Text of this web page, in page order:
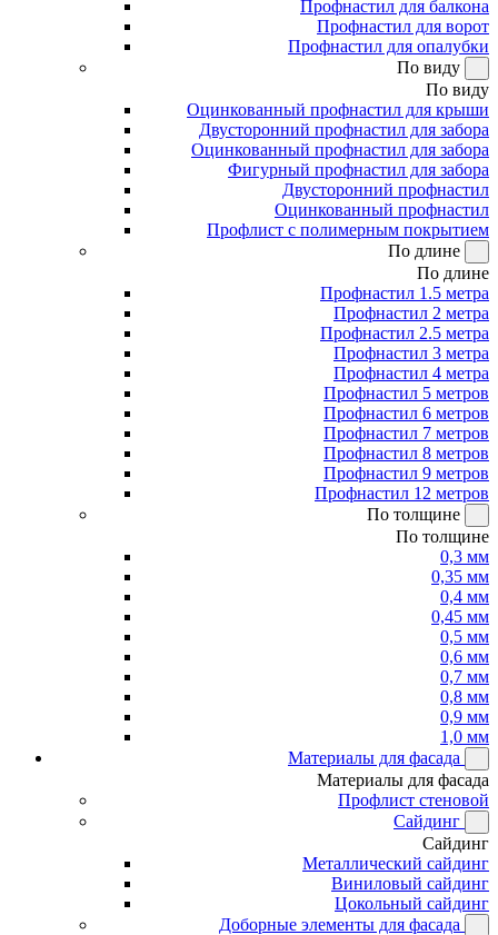
Профнастил для балкона
Профнастил для ворот
Профнастил для опалубки
По виду
По виду
Оцинкованный профнастил для крыши
Двусторонний профнастил для забора
Оцинкованный профнастил для забора
Фигурный профнастил для забора
Двусторонний профнастил
Оцинкованный профнастил
Профлист с полимерным покрытием
По длине
По длине
Профнастил 1.5 метра
Профнастил 2 метра
Профнастил 2.5 метра
Профнастил 3 метра
Профнастил 4 метра
Профнастил 5 метров
Профнастил 6 метров
Профнастил 7 метров
Профнастил 8 метров
Профнастил 9 метров
Профнастил 12 метров
По толщине
По толщине
0,3 мм
0,35 мм
0,4 мм
0,45 мм
0,5 мм
0,6 мм
0,7 мм
0,8 мм
0,9 мм
1,0 мм
Материалы для фасада
Материалы для фасада
Профлист стеновой
Сайдинг
Сайдинг
Металлический сайдинг
Виниловый сайдинг
Цокольный сайдинг
Доборные элементы для фасада